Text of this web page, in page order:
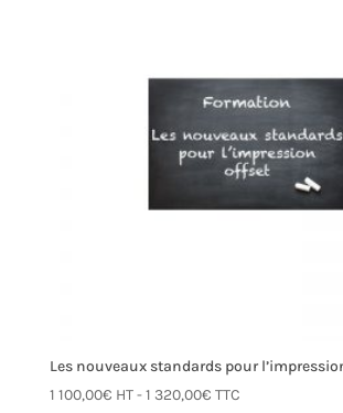
Les nouveaux standards pour
1 100,00€ HT -1 320,00€ TTC